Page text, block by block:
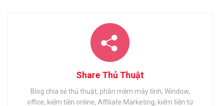
Share Thủ Thuật
Blog chia sẻ thủ thuật, phần mềm máy tính, Window,
office, kiếm tiền online, Affiliate Marketing, kiếm tiền từ